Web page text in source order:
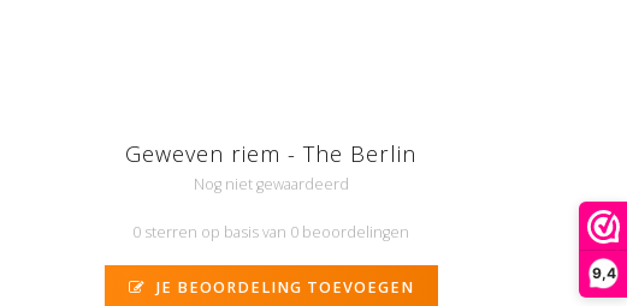
9,4
Geweven riem - The Berlin
Nog niet gewaardeerd
0 sterren op basis van 0 beoordelingen
JE BEOORDELING TOEVOEGEN